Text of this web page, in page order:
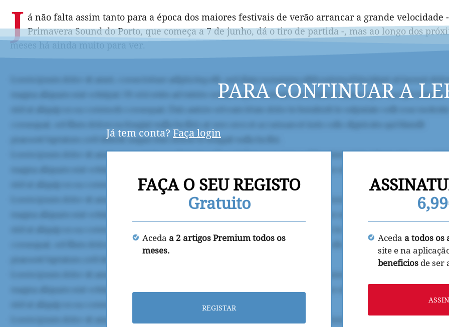
J á não falta assim tanto para a época dos maiores festivais de verão arrancar a grande velocidade
Primavera Sound do Porto, que começa a 7 de junho, dá o tiro de partida -, mas ao longo dos
meses há ainda muito para ver.
PARA CONTINUAR A
Já tem conta? Faça login
FAÇA O SEU REGISTO
Gratuito
Aceda a 2 artigos Premium todos os
meses.
REGISTAR
Aceda a todos os
site e na
beneficios de ser